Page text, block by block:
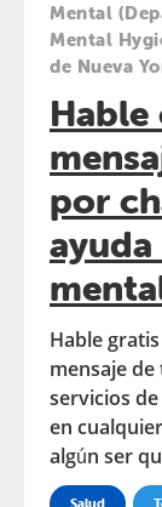
Mental
Mental
de Nueva
Hable
por
ayuda
Hable
mensaje
servicios
en
algún ser
Salud